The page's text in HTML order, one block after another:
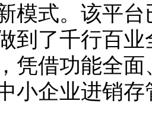
模式。该平
到了千行百
凭借功能全
小企业进销